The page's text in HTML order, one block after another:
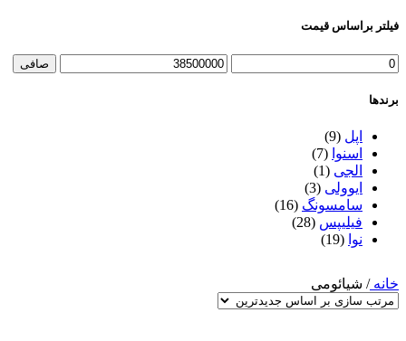
فیلتر براساس قیمت
حداقل
حداكثر
صافی
برندها
اپل (9)
اسنوا (7)
الجی (1)
ایوولی (3)
سامسونگ (16)
فیلیپس (28)
نوا (19)
خانه/ شیائومی